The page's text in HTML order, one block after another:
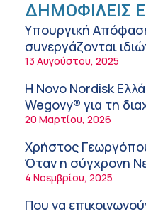
Ειρήνη Ζίγκιρη
καταπόνηση στους
εργαζόμενους
6:11 πμ
Σύσκεψη στον ΕΟΦ
λειτουργία της
φαρμάκων στη
12:08 μμ
Μιχάλης Τάτσης,
Analyst,
Ανάπτυξης Ομίλου
11:54 πμ
Kavita Patel: Ένα
φάρμακα φτάνει
ΔΗΜΟΦΙΛΕΙΣ
Υπουργική
συνεργάζονται
νοσοκομεία του
13 Αυγούστου, 2025
Η Novo Nordisk
Wegovy® για τη
20 Μαρτίου, 2026
Χρήστος
Όταν η σύγχρονη
φόβο!
4 Νοεμβρίου, 2025
Που να